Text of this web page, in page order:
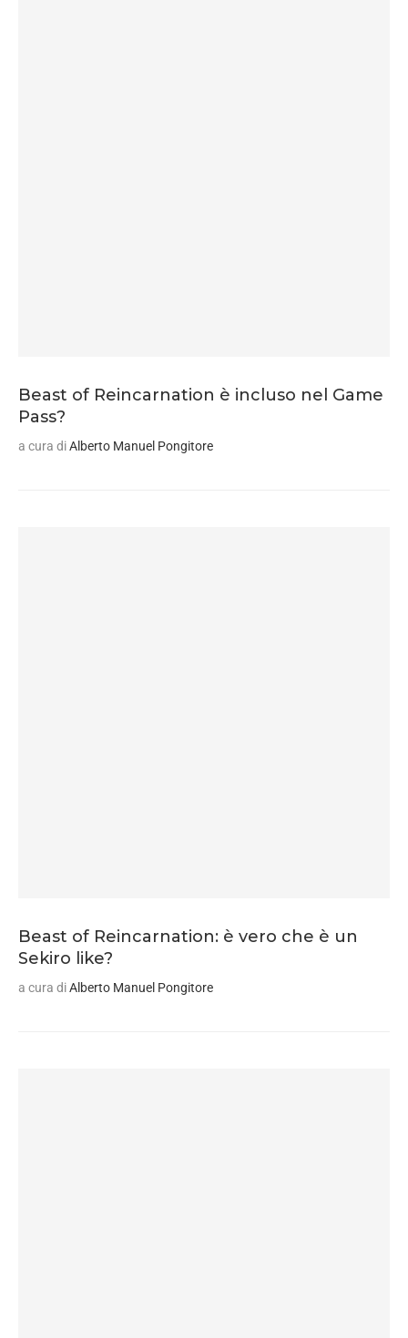
Beast of Reincarnation è incluso nel Game
Pass?
a cura diAlberto Manuel Pongitore
Beast of Reincarnation: è vero che è un
Sekiro like?
a cura diAlberto Manuel Pongitore